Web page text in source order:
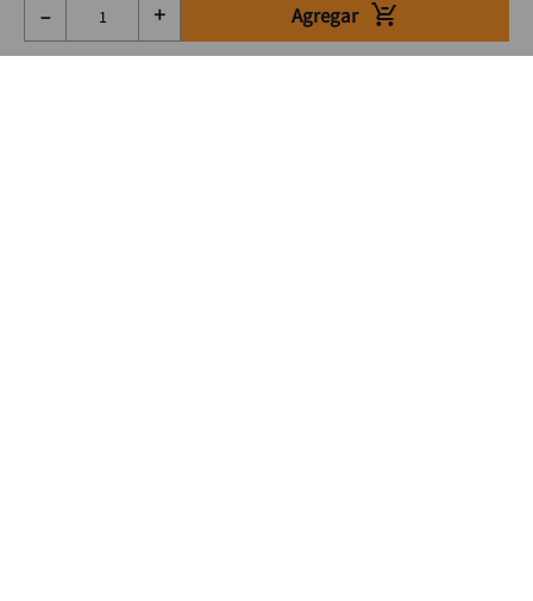
＋
－ Agregar